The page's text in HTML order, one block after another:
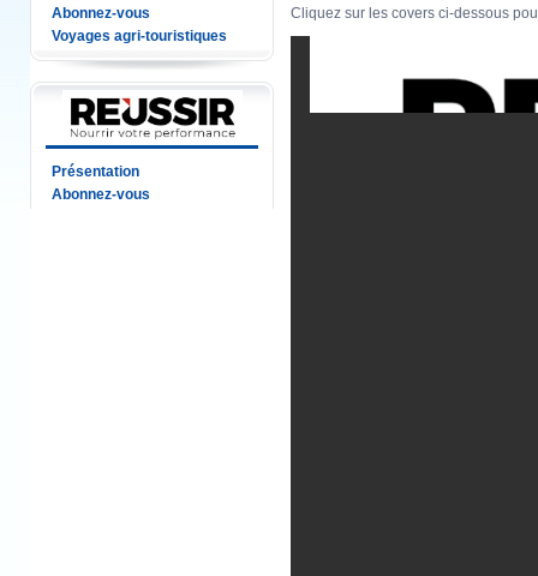
Abonnez-vous
Voyages agri-touristiques
Présentation
Abonnez-vous
Cliquez sur les covers ci-dessous